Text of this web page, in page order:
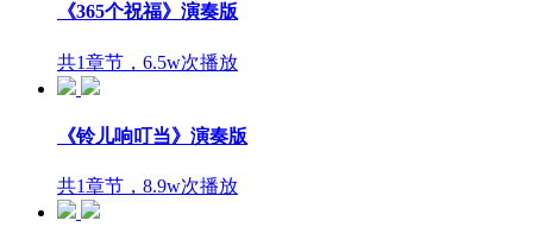
《365个祝福》演奏版
共1章节，6.5w次播放
《铃儿响叮当》演奏版
共1章节，8.9w次播放